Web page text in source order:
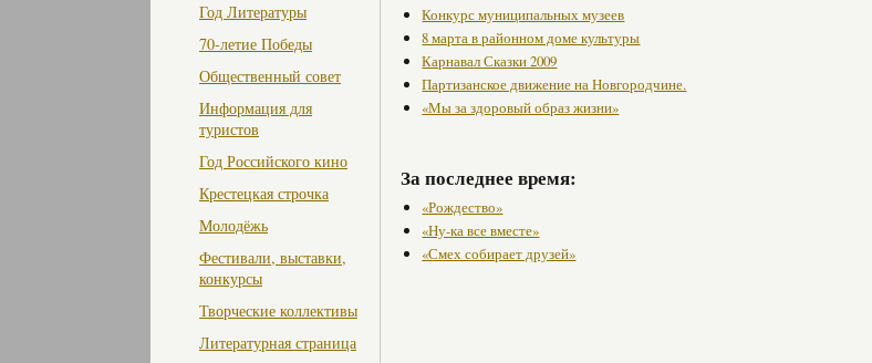
Год Литературы
70-летие Победы
Общественный совет
Информация для
туристов
Год Российского кино
Крестецкая строчка
Молодёжь
Фестивали, выставки,
конкурсы
Творческие коллективы
Литературная страница
Конкурс муниципальных музеев
8 марта в районном доме культуры
Карнавал Сказки 2009
Партизанское движение на Новгородчине.
«Мы за здоровый образ жизни»
За последнее время:
«Рождество»
«Ну-ка все вместе»
«Смех собирает друзей»